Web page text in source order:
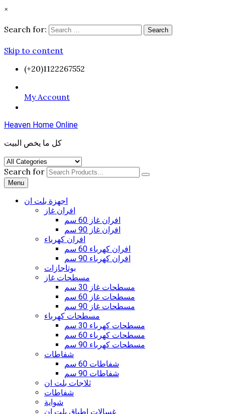
×
Search for:
Search
Skip to content
(+20)1122267552
My Account
Heaven Home Online
كل ما يخص البيت
Search for
Menu
اجهزة بلت ان
افران غاز
افران غاز 60 سم
افران غاز 90 سم
افران كهرباء
افران كهرباء 60 سم
افران كهرباء 90 سم
بوتاجازات
مسطحات غاز
مسطحات غاز 30 سم
مسطحات غاز 60 سم
مسطحات غاز 90 سم
مسطحات كهرباء
مسطحات كهرباء 30 سم
مسطحات كهرباء 60 سم
مسطحات كهرباء 90 سم
شفاطات
شفاطات 60 سم
شفاطات 90 سم
ثلاجات بلت ان
شفاطات
شواية
غسالات اطباق بلت ان